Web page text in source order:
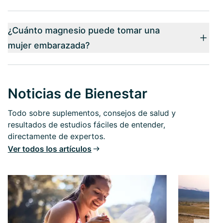
¿Cuánto magnesio puede tomar una
mujer embarazada?
Noticias de Bienestar
Todo sobre suplementos, consejos de salud y
resultados de estudios fáciles de entender,
directamente de expertos.
Ver todos los artículos